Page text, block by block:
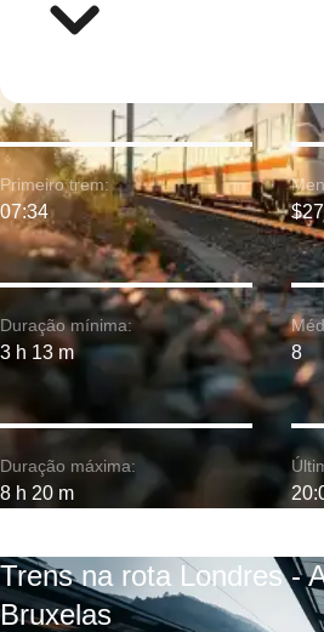
Duração mínima:
3 h 13 m
Primeiro trem:
07:34
Duração máxima:
8 h 20 m
8
Trens na rota Londres -
Bruxelas